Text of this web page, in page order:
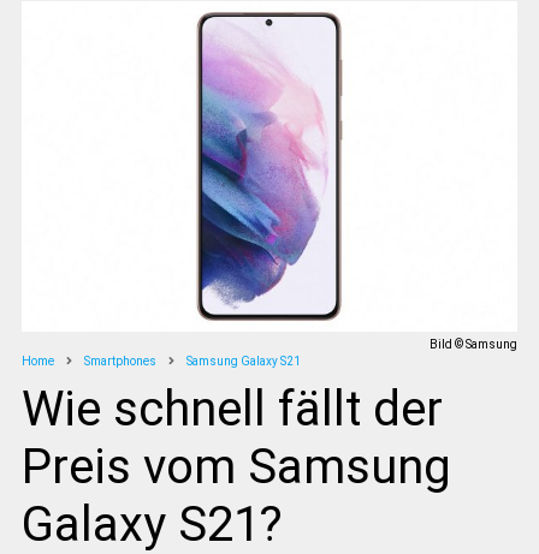
Bild © Samsung
Home
Smartphones Samsung Galaxy S21
Wie schnell fällt der
Preis vom Samsung
Galaxy S21?